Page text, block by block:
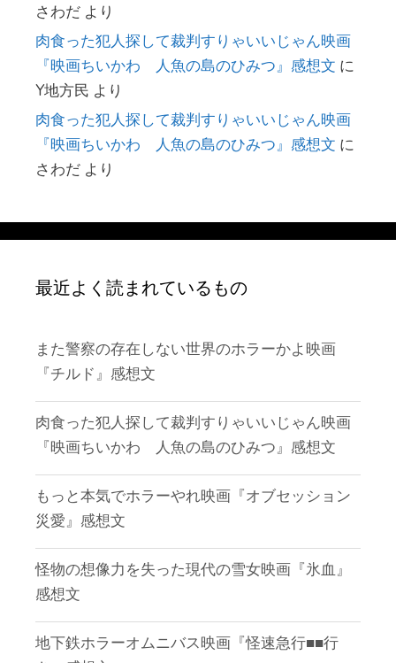
さわだ より
肉食った犯人探して裁判すりゃいいじゃん映画
『映画ちいかわ 人魚の島のひみつ』感想文 に
Y地方民 より
肉食った犯人探して裁判すりゃいいじゃん映画
『映画ちいかわ 人魚の島のひみつ』感想文 に
さわだ より
最近よく読まれているもの
また警察の存在しない世界のホラーかよ映画
『チルド』感想文
肉食った犯人探して裁判すりゃいいじゃん映画
『映画ちいかわ 人魚の島のひみつ』感想文
もっと本気でホラーやれ映画『オブセッション
災愛』感想文
怪物の想像力を失った現代の雪女映画『氷血』
感想文
地下鉄ホラーオムニバス映画『怪速急行■■行